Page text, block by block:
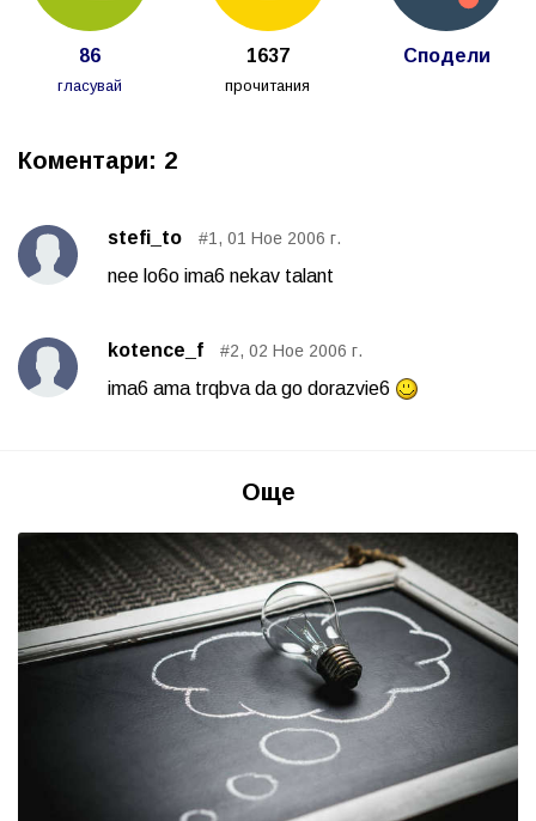
86
гласувай
1637
прочитания
Сподели
Коментари: 2
stefi_to #1, 01 Ное 2006 г.
nee lo6o ima6 nekav talant
kotence_f #2, 02 Ное 2006 г.
ima6 ama trqbva da go dorazvie6
Още